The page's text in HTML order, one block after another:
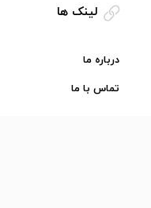
لینک ها
درباره ما
تماس با ما